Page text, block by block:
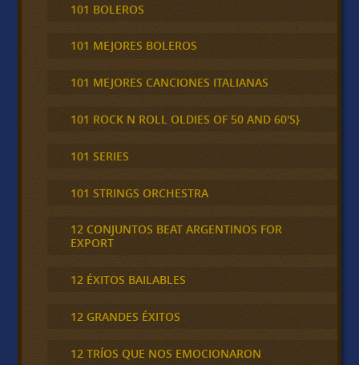
101 BOLEROS
101 MEJORES BOLEROS
101 MEJORES CANCIONES ITALIANAS
101 ROCK N ROLL OLDIES OF 50 AND 60'S}
101 SERIES
101 STRINGS ORCHESTRA
12 CONJUNTOS BEAT ARGENTINOS FOR
EXPORT
12 ÉXITOS BAILABLES
12 GRANDES ÉXITOS
12 TRÍOS QUE NOS EMOCIONARON